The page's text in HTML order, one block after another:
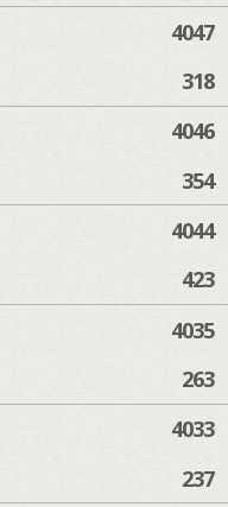
4047
318
4046
354
4044
423
4035
263
4033
237